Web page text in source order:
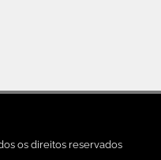
os direitos reservados